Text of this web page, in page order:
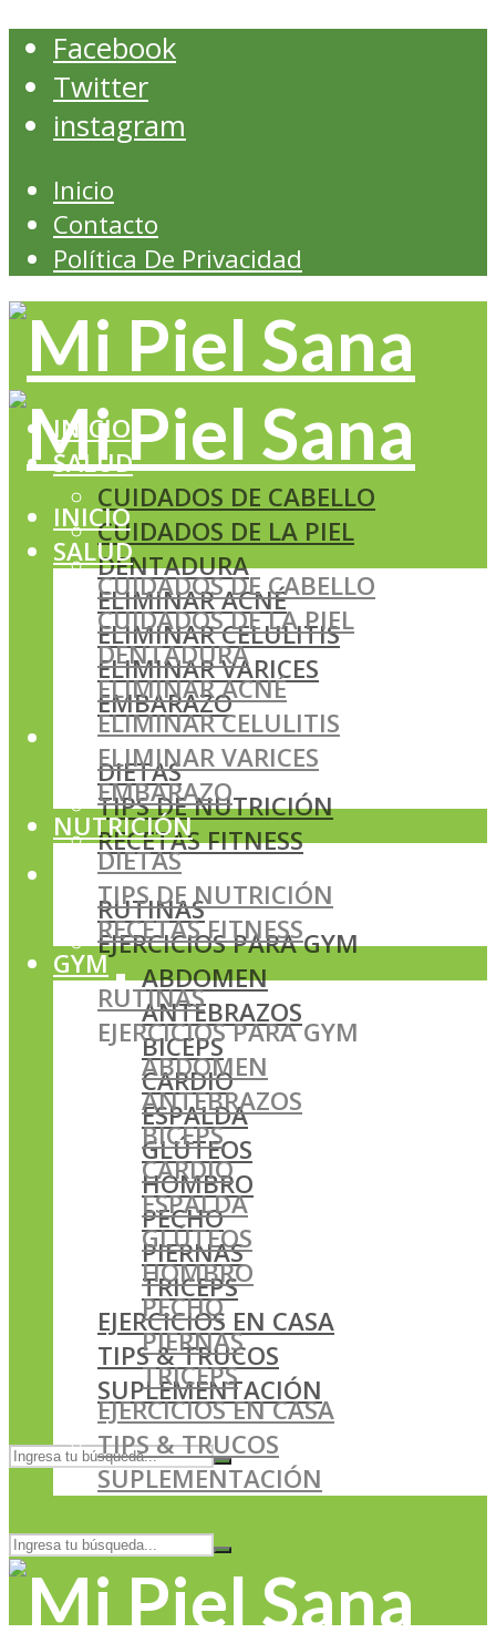
Facebook
Twitter
instagram
Inicio
Contacto
Política De Privacidad
INICIO
SALUD
CUIDADOS DE CABELLO
CUIDADOS DE LA PIEL
DENTADURA
ELIMINAR ACNÉ
ELIMINAR CELULITIS
ELIMINAR VARICES
EMBARAZO
NUTRICIÓN
DIETAS
TIPS DE NUTRICIÓN
RECETAS FITNESS
GYM
RUTINAS
EJERCICIOS PARA GYM
ABDOMEN
ANTEBRAZOS
BICEPS
CARDIO
ESPALDA
GLÚTEOS
HOMBRO
PECHO
PIERNAS
TRICEPS
EJERCICIOS EN CASA
TIPS & TRUCOS
SUPLEMENTACIÓN
INICIO
SALUD
CUIDADOS DE CABELLO
CUIDADOS DE LA PIEL
DENTADURA
ELIMINAR ACNÉ
ELIMINAR CELULITIS
ELIMINAR VARICES
EMBARAZO
NUTRICIÓN
DIETAS
TIPS DE NUTRICIÓN
RECETAS FITNESS
GYM
RUTINAS
EJERCICIOS PARA GYM
ABDOMEN
ANTEBRAZOS
BICEPS
CARDIO
ESPALDA
GLÚTEOS
HOMBRO
PECHO
PIERNAS
TRICEPS
EJERCICIOS EN CASA
TIPS & TRUCOS
SUPLEMENTACIÓN